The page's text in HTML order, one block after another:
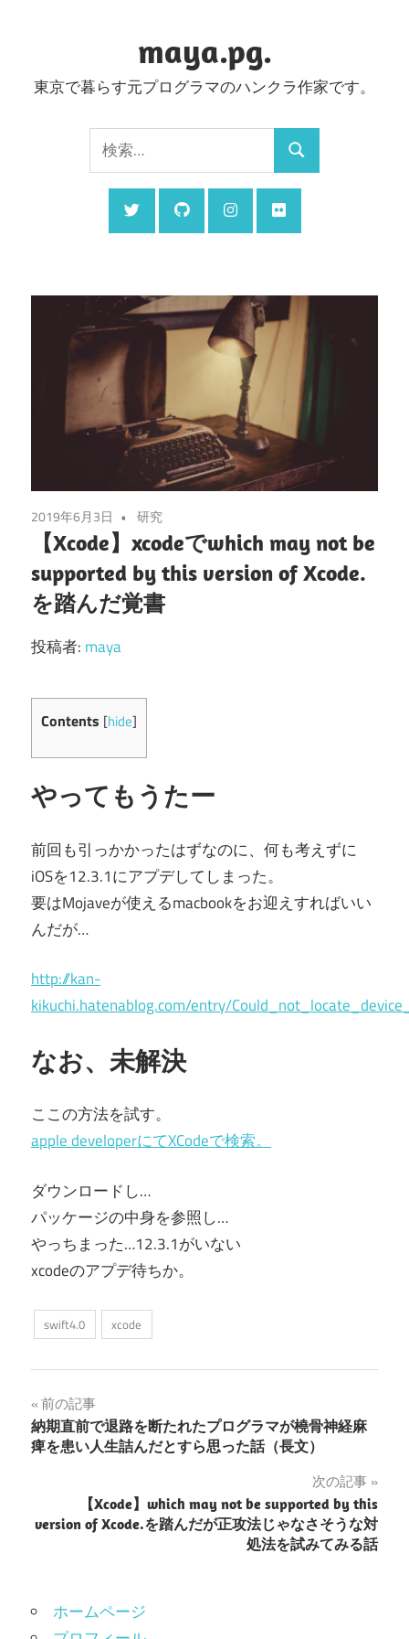
ン
maya.pg.
東京で暮らす元プログラマのハンクラ作家です。
索:
検
索
2019年6月3日 研究
【Xcode】xcodeでwhich may not be
supported by this version of Xcode.
を踏んだ覚書
投稿者: maya
Contents [hide]
やってもうたー
前回も引っかかったはずなのに、何も考えずに
iOSを12.3.1にアプデしてしまった。
要はMojaveが使えるmacbookをお迎えすればいい
んだが…
http://kan-
kikuchi.hatenablog.com/entry/
なお、未解決
ここの方法を試す。
apple developerにてXCodeで検索。
ダウンロードし…
パッケージの中身を参照し…
やっちまった…12.3.1がいない
xcodeのアプデ待ちか。
swift4.0 xcode
投
稿
ビ
シ
前の記事
納期直前で退路を断たれたプログラマが橈骨神経麻
痺を患い人生詰んだとすら思った話（長文）
次の記事
【Xcode】which may not be supported by this
version of Xcode.を踏んだが正攻法じゃなさそうな対
処法を試みてみる話
ホームページ